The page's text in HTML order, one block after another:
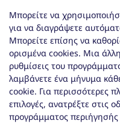
Μπορείτε να
για να διαγράψετε
Μπορείτε επίσης να
ορισμένα cookies. Μια άλλη
ρυθμίσεις του
λαμβάνετε ένα μήνυμα
cookie. Για περισσότερες
επιλογές, ανατρέξτε στις
προγράμματος